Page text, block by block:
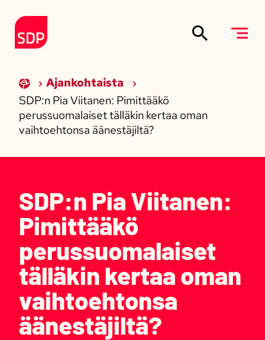
Etusivulle
Ajankohtaista
SDP:n Pia Viitanen: Pimittääkö
perussuomalaiset tälläkin kertaa oman
vaihtoehtonsa äänestäjiltä?
SDP:n Pia Viitanen:
Pimittääkö
perussuomalaiset
tälläkin kertaa oman
vaihtoehtonsa
äänestäjiltä?